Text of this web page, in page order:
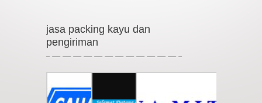
jasa packing kayu dan
pengiriman